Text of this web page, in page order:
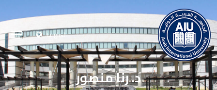
English
د. رنا منصور